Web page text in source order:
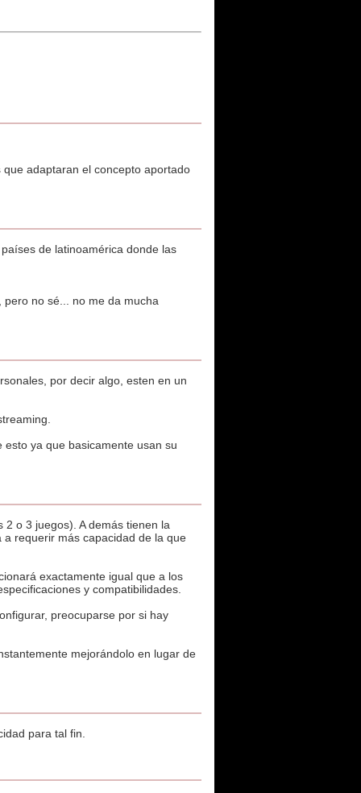
adaptaran el concepto aportado
de latinoamérica donde las
no sé... no me da mucha
por decir algo, esten en un
ya que basicamente usan su
o 3 juegos). A demás tienen la
requerir más capacidad de la que
exactamente igual que a los
y compatibilidades.
preocuparse por si hay
mejorándolo en lugar de
para tal fin.